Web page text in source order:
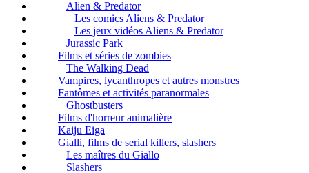
Alien & Predator
Les comics Aliens & Predator
Les jeux vidéos Aliens & Predator
Jurassic Park
Films et séries de zombies
The Walking Dead
Vampires, lycanthropes et autres monstres
Fantômes et activités paranormales
Ghostbusters
Films d'horreur animalière
Kaiju Eiga
Gialli, films de serial killers, slashers
Les maîtres du Giallo
Slashers